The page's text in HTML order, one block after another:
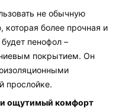
не обычную
которая более прочная и
пенофол –
покрытием. Он
прослойке.
и ощутимый комфорт